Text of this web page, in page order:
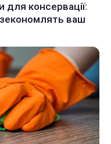
для консервації:
зекономлять ваш